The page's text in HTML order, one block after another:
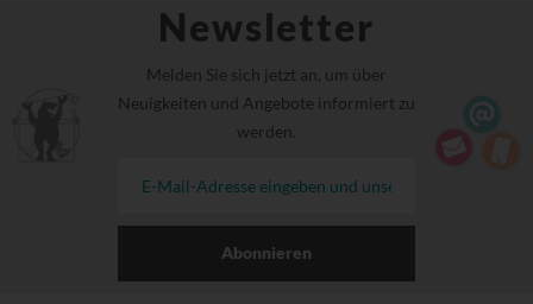
Newsletter
Melden Sie sich jetzt an, um über
Neuigkeiten und Angebote informiert zu
werden.
Abonnieren